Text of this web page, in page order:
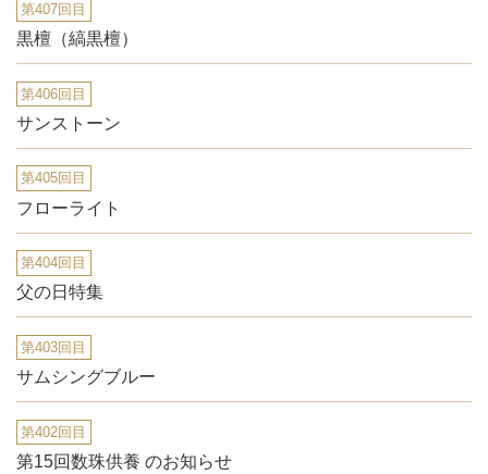
第407回目
黒檀（縞黒檀）
第406回目
サンストーン
第405回目
フローライト
第404回目
父の日特集
第403回目
サムシングブルー
第402回目
第15回数珠供養 のお知らせ